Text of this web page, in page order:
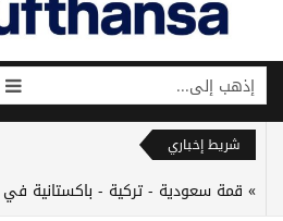
إذهب إلى...
شريط إخباري
قمة سعودية - تركية - باكستانية